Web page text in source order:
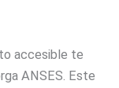
accesible te
ANSES. Este